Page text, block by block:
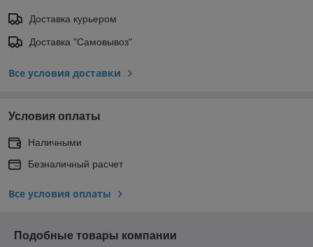
Доставка курьером
Доставка "Самовывоз"
Все условия доставки
Условия оплаты
Наличными
Безналичный расчет
Все условия оплаты
Подобные товары компании